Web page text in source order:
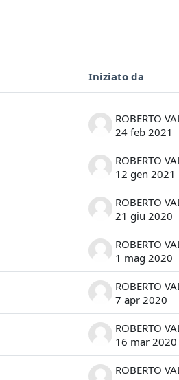
nei forum
Iniziato da
24 feb 2021
12 gen 2021
21 giu 2020
1 mag 2020
7 apr 2020
16 mar 2020